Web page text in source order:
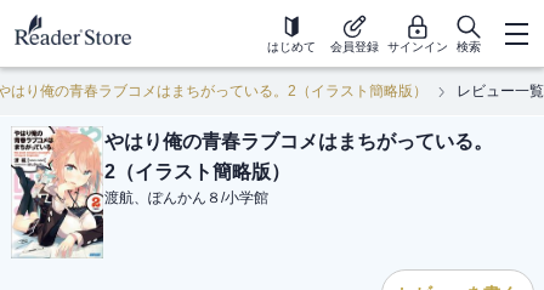
はじめて 会員登録 サインイン 検索
はり俺の青春ラブコメはまちがっている。2（イラスト簡略版） レビュー一覧
やはり俺の青春ラブコメはまちがっている。
2（イラスト簡略版）
渡航、ぽんかん８/小学館